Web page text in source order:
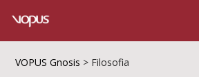
VOPUS Gnosis > Filosofia